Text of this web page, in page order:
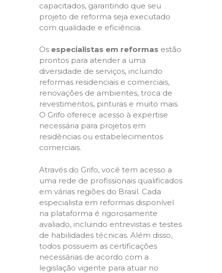
capacitados, garantindo que seu
projeto de reforma seja executado
com qualidade e eficiência.
Os especialistas em reformas estão
prontos para atender a uma
diversidade de serviços, incluindo
reformas residenciais e comerciais,
renovações de ambientes, troca de
revestimentos, pinturas e muito mais.
O Grifo oferece acesso à expertise
necessária para projetos em
residências ou estabelecimentos
comerciais.
Através do Grifo, você tem acesso a
uma rede de profissionais qualificados
em várias regiões do Brasil. Cada
especialista em reformas disponível
na plataforma é rigorosamente
avaliado, incluindo entrevistas e testes
de habilidades técnicas. Além disso,
todos possuem as certificações
necessárias de acordo com a
legislação vigente para atuar no